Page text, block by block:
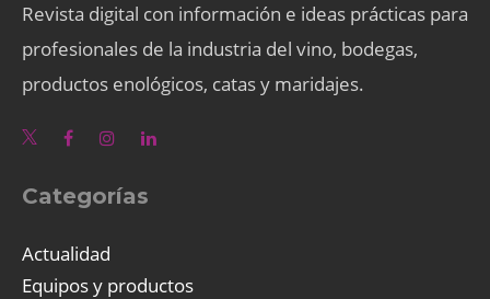
Revista digital con información e ideas prácticas para
profesionales de la industria del vino, bodegas,
productos enológicos, catas y maridajes.
Categorías
Actualidad
Equipos y productos